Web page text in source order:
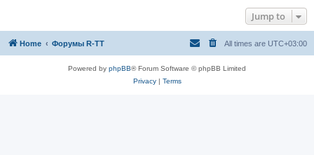
Jump to
Home Форумы R-TT All times are UTC+03:00
Powered by phpBB® Forum Software © phpBB Limited
Privacy| Terms